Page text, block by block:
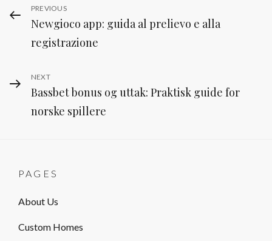
Post
navigation
Previous
Post
PREVIOUS
Newgioco app: guida al prelievo e alla
registrazione
Next
Post
NEXT
Bassbet bonus og uttak: Praktisk guide for
norske spillere
PAGES
About Us
Custom Homes